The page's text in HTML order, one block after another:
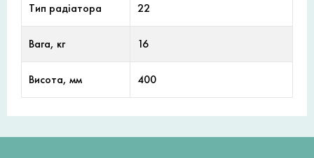
Тип радіатора 22
Вага, кг 16
Висота, мм 400